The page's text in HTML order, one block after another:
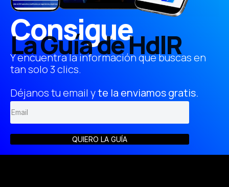
Consigue
La Guía de HdlR
Y encuentra la información que buscas en
tan solo 3 clics.
Déjanos tu email yte la enviamos gratis.
QUIERO LA GUÍA